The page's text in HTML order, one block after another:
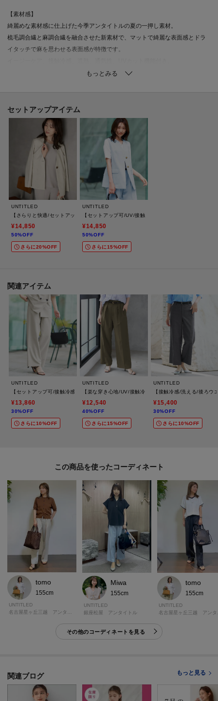
【素材感】
綺麗めな素材感に仕上げた今季アンタイトルの夏の一押し素材。
梳毛調合繊と麻調合繊を融合させた新素材で、マットで綺麗な表面感とドラ
イタッチで麻を思わせる表面感が特徴です。
153－45507）とのコーデがおすすめです。
単品としてニットやシアーのシャツなどのコーデもおすすめです。
・ポケット数：横×2 後ろ×2
・前ファスナー
・ウエスト後ろゴム
・裏地なし
※こちらの商品はやや透け感があります。
※この製品は、太陽光線中の紫外線（UV）を通しにくくします。この効果は
永久的ではありません。
日本製
原産国のご指定はできかねますので、予めご了承の上、ご注文いただきます
ようお願いいたします。
※照明の関係により、実際よりも色味が違って見える場合があります。ま
た、パソコン・スマートフォンなどの環境により、若干製品と画像のカラー
が異なる場合もございます。
【加工サービス（裾上げ加工）のご案内】有料
この商品は加工サービス(裾上げ加工)対応商品です。
また、加工可能な股下の長さについては下記ご確認をお願いいたします。裾
ん。
※ジーンズ仕上げの場合、製品寸法より－3cmから加工可
※シングル（レディス）仕上げの場合、製品寸法より－5cmから加工可
※シングル（メンズ）仕上げの場合、製品寸法より－9cmから加工可
※ダブル仕上げの場合、製品寸法より－11cmから加工可
加工方法は商品によって異なりますので入力画面でご確認ください。
モデル情報：身長163cm B80 W59 H82 着用サイズ：02（M）
セットアップアイテム
UNTITLED
【さらりと快適/セットアップ可/UV/接触冷感】スラブカラーレスジャケット
¥14,850
50%OFF
さらに20%OFF
UNTITLED
【セットアップ可/UV/接触冷感】スラブキーネックジレ
¥14,850
50%OFF
さらに15%OFF
関連アイテム
UNTITLED
【セットアップ可/接触冷感/吸水速乾】リラックスワイドパンツ
¥13,860
30%OFF
さらに10%OFF
UNTITLED
【楽な穿き心地/UV/接触冷感】クリーンワイドパンツ
¥12,540
40%OFF
さらに15%OFF
UNTITLED
【接触冷感/洗える/後ろウ
¥15,400
30%OFF
さらに10%OFF
この商品を使った
tomo
155cm
UNTITLED
名古屋星ヶ丘三越 アンタイトル
Miwa
155cm
UNTITLED
銀座松屋 アンタイトル
tomo
155cm
UNTITLED
その他のコーディネートを見る
関連ブログ もっと見る